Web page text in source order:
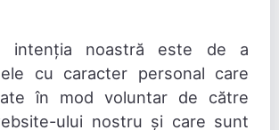
intenția noastră este de a
cu caracter personal care
în mod voluntar de către
ului nostru și care sunt